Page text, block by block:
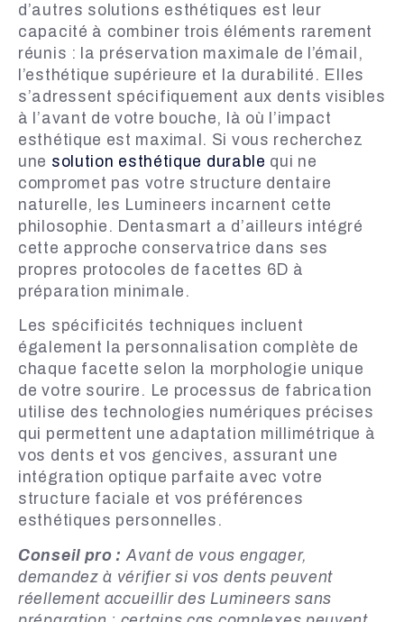
d’autres solutions esthétiques est leur
capacité à combiner trois éléments rarement
réunis : la préservation maximale de l’émail,
l’esthétique supérieure et la durabilité. Elles
s’adressent spécifiquement aux dents visibles
à l’avant de votre bouche, là où l’impact
esthétique est maximal. Si vous recherchez
une solution esthétique durable qui ne
compromet pas votre structure dentaire
naturelle, les Lumineers incarnent cette
philosophie. Dentasmart a d’ailleurs intégré
cette approche conservatrice dans ses
propres protocoles de facettes 6D à
préparation minimale.
Les spécificités techniques incluent
également la personnalisation complète de
chaque facette selon la morphologie unique
de votre sourire. Le processus de fabrication
utilise des technologies numériques précises
qui permettent une adaptation millimétrique à
vos dents et vos gencives, assurant une
intégration optique parfaite avec votre
structure faciale et vos préférences
esthétiques personnelles.
Conseil pro : Avant de vous engager,
demandez à vérifier si vos dents peuvent
réellement accueillir des Lumineers sans